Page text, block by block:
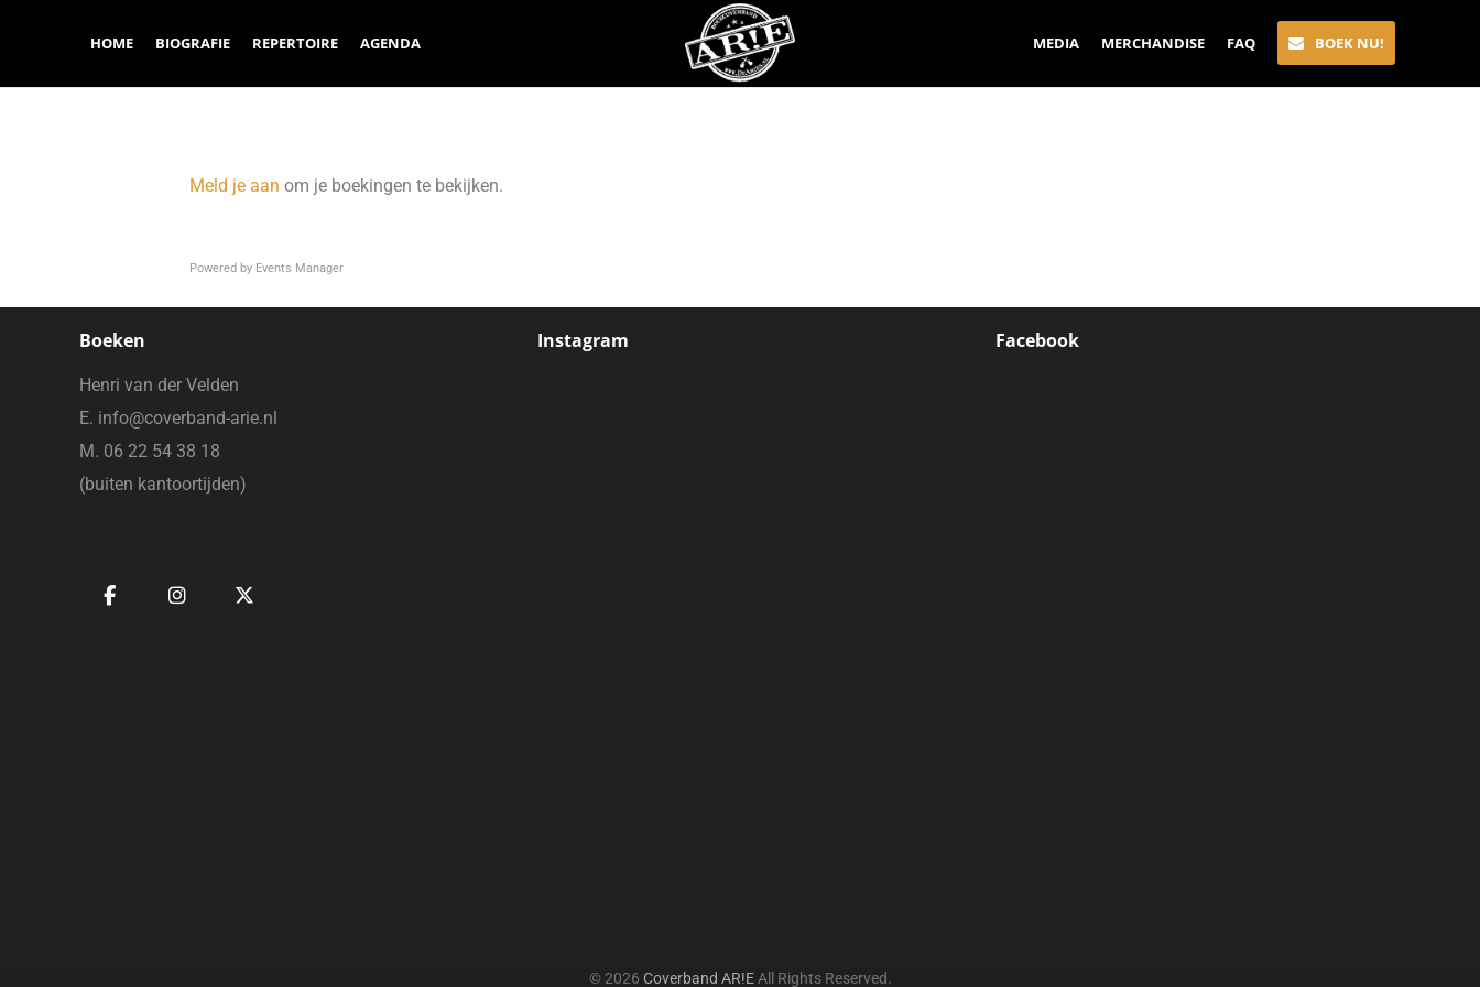
HOME BIOGRAFIE REPERTOIRE AGENDA MEDIA MERCHANDISE FAQ BOEK NU!
Meld je aan om je boekingen te bekijken.
Powered by Events Manager
Boeken
Henri van der Velden
E. info@coverband-arie.nl
M. 06 22 54 38 18
(buiten kantoortijden)
Instagram Facebook
© 2026 Coverband AR!EAll Rights Reserved.